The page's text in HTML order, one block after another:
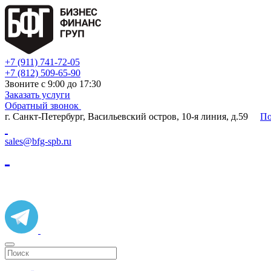
+7 (911) 741-72-05
+7 (812) 509-65-90
Звоните с 9:00 до 17:30
Заказать услуги
Обратный звонок
г. Санкт-Петербург, Васильевский остров, 10-я линия, д.59
sales@bfg-spb.ru